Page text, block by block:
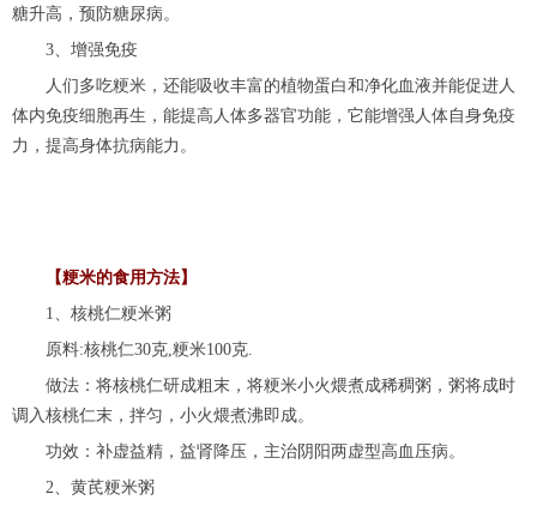
糖升高，预防糖尿病。
3、增强免疫
人们多吃粳米，还能吸收丰富的植物蛋白和净化血液并能促进人
体内免疫细胞再生，能提高人体多器官功能，它能增强人体自身免疫
力，提高身体抗病能力。
【粳米的食用方法】
1、核桃仁粳米粥
原料:核桃仁30克,粳米100克.
做法：将核桃仁研成粗末，将粳米小火煨煮成稀稠粥，粥将成时
调入核桃仁末，拌匀，小火煨煮沸即成。
功效：补虚益精，益肾降压，主治阴阳两虚型高血压病。
2、黄芪粳米粥